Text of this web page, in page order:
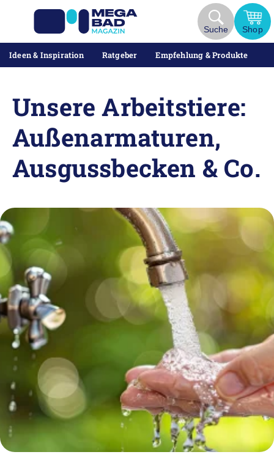
springen
Suche Shop
Ideen & Inspiration Ratgeber Empfehlung & Produkte
Unsere Arbeitstiere:
Außenarmaturen,
Ausgussbecken & Co.